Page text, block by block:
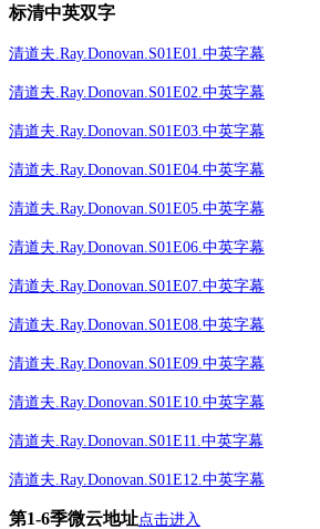
标清中英双字
清道夫.Ray.Donovan.S01E01.中英字幕
清道夫.Ray.Donovan.S01E02.中英字幕
清道夫.Ray.Donovan.S01E03.中英字幕
清道夫.Ray.Donovan.S01E04.中英字幕
清道夫.Ray.Donovan.S01E05.中英字幕
清道夫.Ray.Donovan.S01E06.中英字幕
清道夫.Ray.Donovan.S01E07.中英字幕
清道夫.Ray.Donovan.S01E08.中英字幕
清道夫.Ray.Donovan.S01E09.中英字幕
清道夫.Ray.Donovan.S01E10.中英字幕
清道夫.Ray.Donovan.S01E11.中英字幕
清道夫.Ray.Donovan.S01E12.中英字幕
第1-6季微云地址点击进入